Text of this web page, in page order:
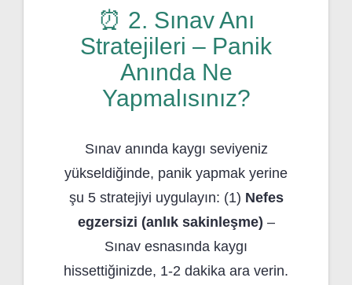
⏰ 2. Sınav Anı
Stratejileri – Panik
Anında Ne
Yapmalısınız?
Sınav anında kaygı seviyeniz
yükseldiğinde, panik yapmak yerine
şu 5 stratejiyi uygulayın: (1) Nefes
egzersizi (anlık sakinleşme) –
Sınav esnasında kaygı
hissettiğinizde, 1-2 dakika ara verin.